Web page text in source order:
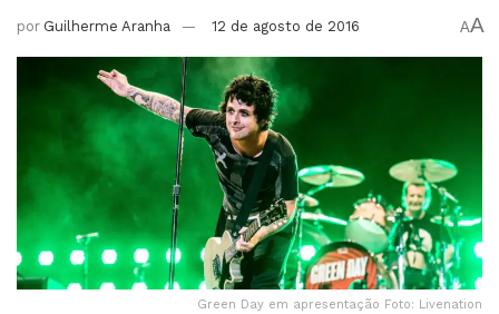
por Guilherme Aranha 12 de agosto de 2016 AA
Green Day em apresentação Foto: Livenation